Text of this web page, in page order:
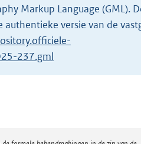
g
r
o
o
Markup Language (GML).
versie van de
237.gml